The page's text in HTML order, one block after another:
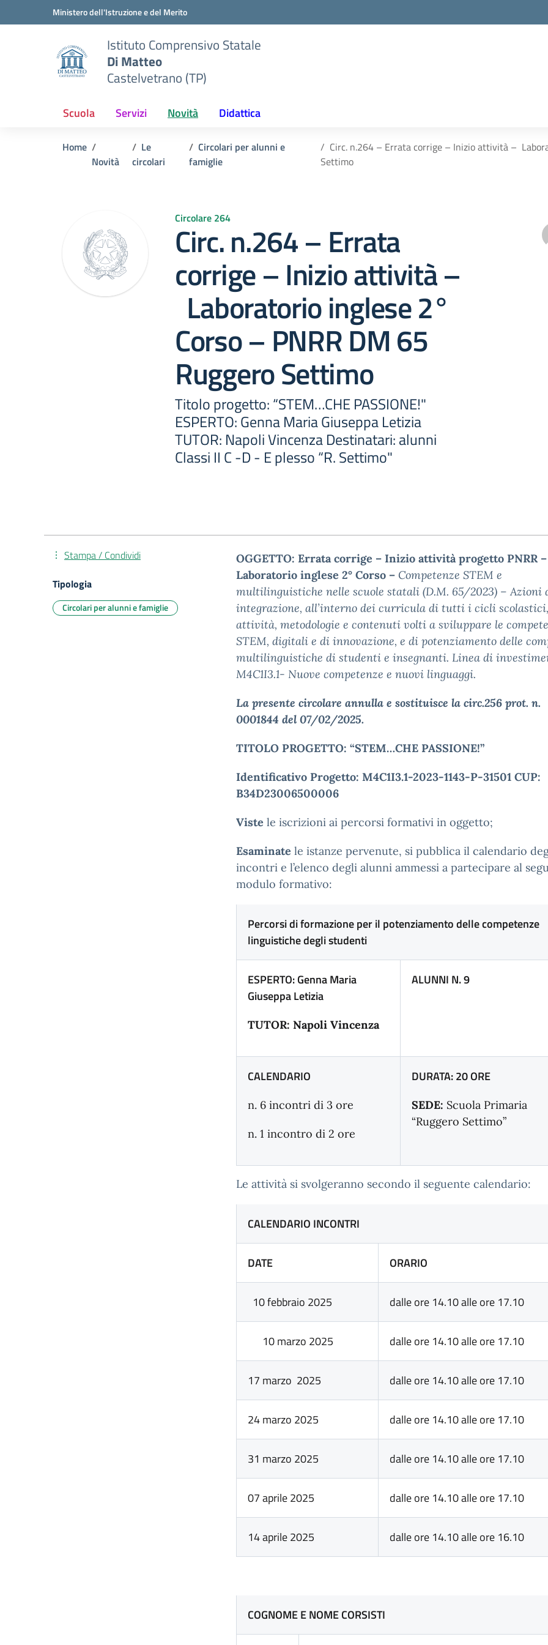
Vai ai contenuti
Vai al menu di navigazioneMinistero dell'Istruzione e del Merito
Istituto Comprensivo Statale
Di Matteo
Castelvetrano (TP)
Scuola Servizi Novità Didattica
Home
Novità
Le
circolari
Circolari per alunni e
famiglie
Circ. n.264 – Errata corrige – Inizio attività –
Settimo
Circolare 264
Circ. n.264 – Errata
corrige – Inizio attività –
Laboratorio inglese 2°
Corso – PNRR DM 65
Ruggero Settimo
Titolo progetto: “STEM…CHE PASSIONE!"
ESPERTO: Genna Maria Giuseppa Letizia
TUTOR: Napoli Vincenza Destinatari: alunni
Classi II C -D - E plesso “R. Settimo"
OGGETTO: Errata corrige – Inizio attività progetto PNRR –
Laboratorio inglese 2° Corso – Competenze STEM e
multilinguistiche nelle scuole statali (D.M. 65/2023) – Azioni
integrazione, all’interno dei curricula di tutti i cicli
attività, metodologie e contenuti volti a sviluppare le
STEM, digitali e di innovazione, e di potenziamento delle
multilinguistiche di studenti e insegnanti. Linea di
M4C1I3.1- Nuove competenze e nuovi linguaggi.
La presente circolare annulla e sostituisce la circ.256 prot. n.
0001844 del 07/02/2025.
TITOLO PROGETTO: “STEM…CHE PASSIONE!”
Identificativo Progetto: M4C1I3.1-2023-1143-P-31501 CUP:
B34D23006500006
Viste le iscrizioni ai percorsi formativi in oggetto;
Esaminate le istanze pervenute, si pubblica il calendario
incontri e l’elenco degli alunni ammessi a partecipare al
modulo formativo:
Percorsi di formazione per il potenziamento delle competenze
linguistiche degli studenti
ESPERTO: Genna Maria
Giuseppa Letizia
TUTOR: Napoli Vincenza
ALUNNI N. 9
CALENDARIO
n. 6 incontri di 3 ore
n. 1 incontro di 2 ore
DURATA: 20 ORE
SEDE: Scuola Primaria
“Ruggero Settimo”
Le attività si svolgeranno secondo il seguente calendario:
CALENDARIO INCONTRI
DATE ORARIO
10 febbraio 2025 dalle ore 14.10 alle ore 17.10
10 marzo 2025 dalle ore 14.10 alle ore 17.10
17 marzo 2025 dalle ore 14.10 alle ore 17.10
24 marzo 2025 dalle ore 14.10 alle ore 17.10
31 marzo 2025 dalle ore 14.10 alle ore 17.10
07 aprile 2025 dalle ore 14.10 alle ore 17.10
14 aprile 2025 dalle ore 14.10 alle ore 16.10
COGNOME E NOME CORSISTI
Stampa / Condividi
Tipologia
Circolari per alunni e famiglie